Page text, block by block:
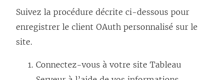
Suivez la procédure décrite ci-dessous pour
enregistrer le client OAuth personnalisé sur le
site.
Connectez-vous à votre site Tableau